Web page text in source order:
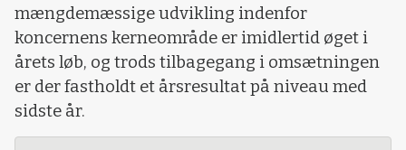
mængdemæssige udvikling indenfor
koncernens kerneområde er imidlertid øget i
årets løb, og trods tilbagegang i omsætningen
er der fastholdt et årsresultat på niveau med
sidste år.